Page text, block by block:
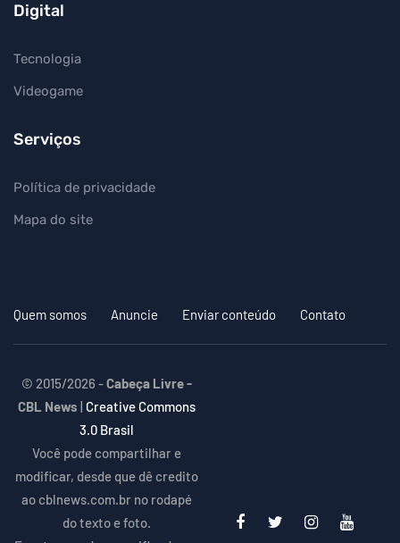
Digital
Tecnologia
Videogame
Serviços
Política de privacidade
Mapa do site
Quem somos Anuncie Enviar conteúdo Contato
© 2015/2026 -Cabeça Livre -
CBL News
Creative Commons
3.0 Brasil
Você pode compartilhar e
modificar, desde que dê credito
ao cblnews.com.br no rodapé
do texto e foto.